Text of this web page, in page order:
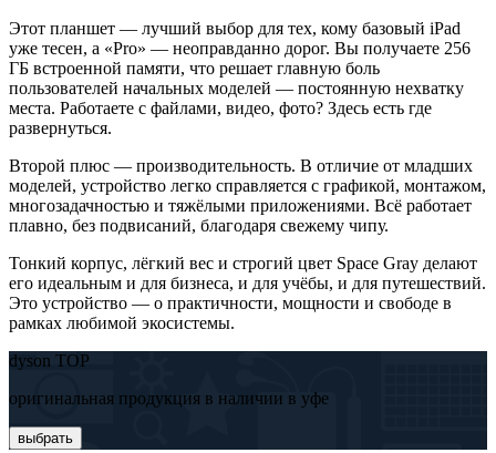
Этот планшет — лучший выбор для тех, кому базовый iPad
уже тесен, а «Pro» — неоправданно дорог. Вы получаете 256
ГБ встроенной памяти, что решает главную боль
пользователей начальных моделей — постоянную нехватку
места. Работаете с файлами, видео, фото? Здесь есть где
развернуться.
Второй плюс — производительность. В отличие от младших
моделей, устройство легко справляется с графикой, монтажом,
многозадачностью и тяжёлыми приложениями. Всё работает
плавно, без подвисаний, благодаря свежему чипу.
Тонкий корпус, лёгкий вес и строгий цвет Space Gray делают
его идеальным и для бизнеса, и для учёбы, и для путешествий.
Это устройство — о практичности, мощности и свободе в
рамках любимой экосистемы.
dyson TOP
оригинальная продукция в наличии в уфе
выбрать